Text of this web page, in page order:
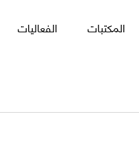
المكتبات الفعاليات